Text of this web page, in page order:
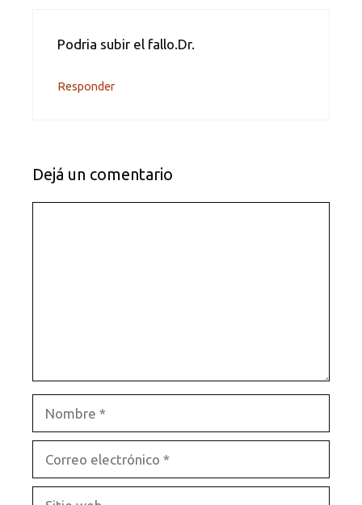
Podria subir el fallo.Dr.
Responder
Dejá un comentario